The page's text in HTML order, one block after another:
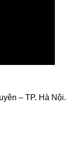
– TP. Hà Nội.